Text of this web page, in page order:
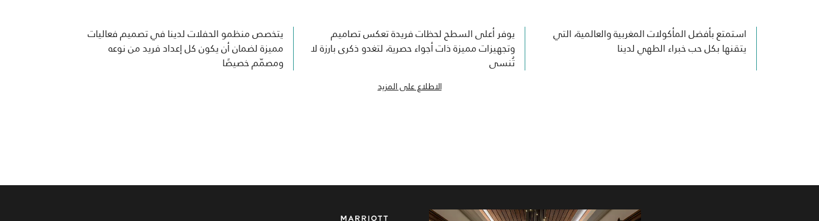
استمتع بأفضل المأكولات المغربية والعالمية، التي
يتقنها بكل حب خبراء الطهي لدينا
يوفر أعلى السطح لحظات فريدة تعكس تصاميم
وتجهيزات مميزة ذات أجواء حصرية، لتغدو ذكرى بارزة لا
تُنسى
يتخصص منظمو الحفلات لدينا في تصميم فعاليات
مميزة لضمان أن يكون كل إعداد فريد من نوعه
ومصمّم خصيصًا
الاطلاع على المزيد